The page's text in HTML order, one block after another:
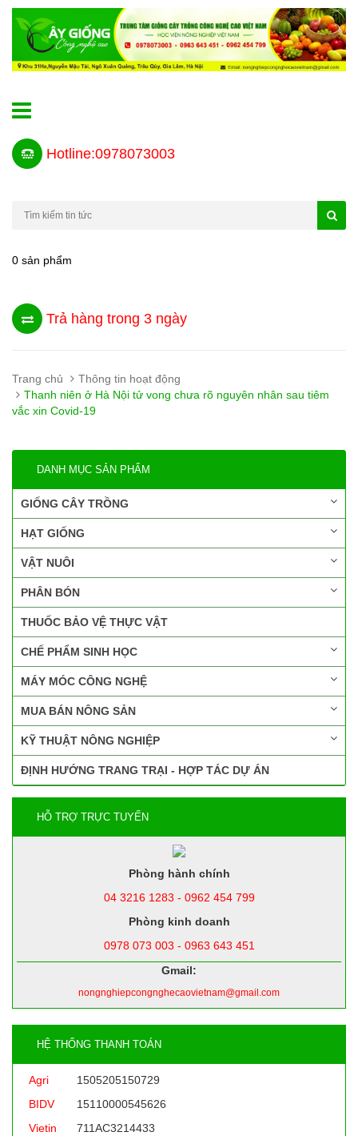
Hotline:0978073003
0 sản phẩm
Trả hàng trong 3 ngày
Trang chủ
Thông tin hoạt động
Thanh niên ở Hà Nội tử vong chưa rõ nguyên nhân sau tiêm
vắc xin Covid-19
DANH MỤC SẢN PHẨM
GIỐNG CÂY TRỒNG
HẠT GIỐNG
VẬT NUÔI
PHÂN BÓN
THUỐC BẢO VỆ THỰC VẬT
CHẾ PHẨM SINH HỌC
MÁY MÓC CÔNG NGHỆ
MUA BÁN NÔNG SẢN
KỸ THUẬT NÔNG NGHIỆP
ĐỊNH HƯỚNG TRANG TRẠI - HỢP TÁC DỰ ÁN
HỖ TRỢ TRỰC TUYẾN
Phòng hành chính
04 3216 1283 - 0962 454 799
Phòng kinh doanh
0978 073 003 - 0963 643 451
Gmail:
nongnghiepcongnghecaovietnam@gmail.com
HỆ THỐNG THANH TOÁN
Agri
1505205150729
BIDV
15110000545626
Vietin
711AC3214433